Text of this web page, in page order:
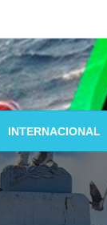
INTERNACIONAL